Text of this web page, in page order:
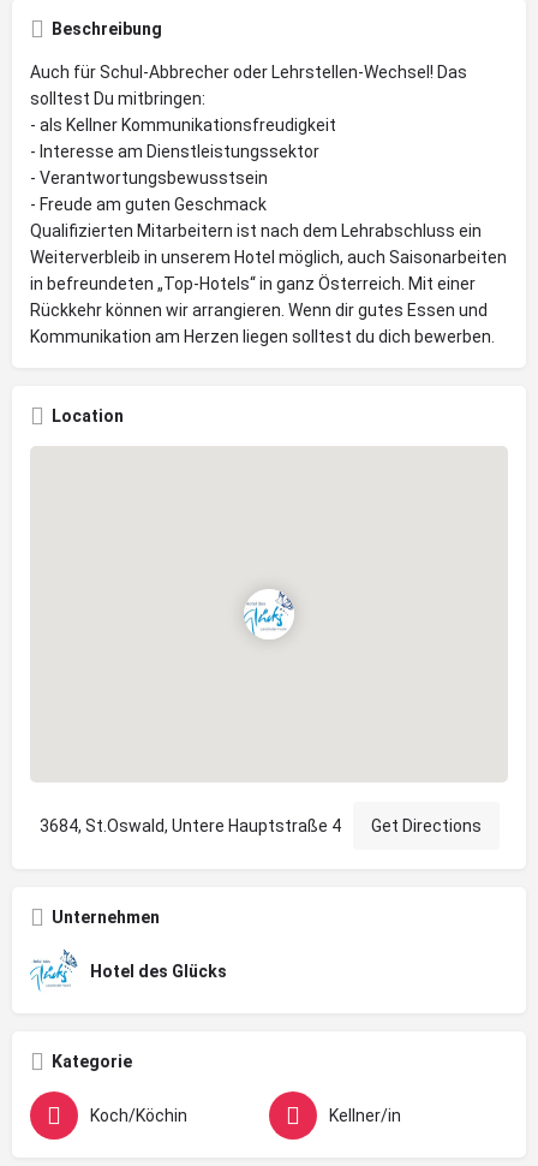
Beschreibung
Auch für Schul-Abbrecher oder Lehrstellen-Wechsel! Das
solltest Du mitbringen:
- als Kellner Kommunikationsfreudigkeit
- Interesse am Dienstleistungssektor
- Verantwortungsbewusstsein
- Freude am guten Geschmack
Qualifizierten Mitarbeitern ist nach dem Lehrabschluss ein
Weiterverbleib in unserem Hotel möglich, auch Saisonarbeiten
in befreundeten „Top-Hotels“ in ganz Österreich. Mit einer
Rückkehr können wir arrangieren. Wenn dir gutes Essen und
Kommunikation am Herzen liegen solltest du dich bewerben.
Location
3684, St.Oswald, Untere Hauptstraße 4 Get Directions
Unternehmen
Hotel des Glücks
Kategorie
Koch/Köchin Kellner/in